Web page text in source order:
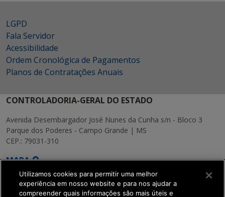
LGPD
Fala Servidor
Acessibilidade
Ordem Cronológica de Pagamentos
Planos de Contratações Anuais
CONTROLADORIA-GERAL DO ESTADO
Avenida Desembargador José Nunes da Cunha s/n - Bloco 3
Parque dos Poderes - Campo Grande | MS
CEP.: 79031-310
MAPA
Utilizamos cookies para permitir uma melhor
experiência em nosso website e para nos ajudar a
compreender quais informações são mais úteis e